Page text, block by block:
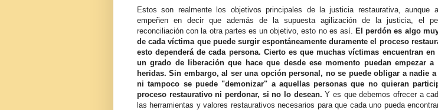
Estos son realmente los objetivos principales de la justicia restaurativa, aunque
empeñen en decir que además de la supuesta agilización de la justicia, el
reconciliación con la otra partes es un objetivo, esto no es así.
El perdón es algo
de cada víctima que puede surgir espontáneamente duramente el proceso
esto dependerá de cada persona. Cierto es que muchas víctimas encuentran
un grado de liberación que hace que desde ese momento puedan empezar a
heridas. Sin embargo, al ser una opción personal, no se puede obligar a nadie a
ni tampoco se puede "demonizar" a aquellas personas que no quieran
proceso restaurativo ni perdonar, si no lo desean.Y es que debemos ofrecer a
las herramientas y valores restaurativos necesarios para que cada uno pueda